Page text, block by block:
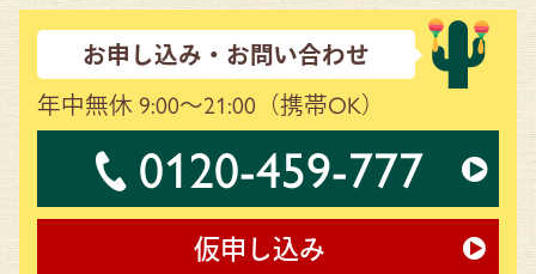
お申し込み・お問い合わせ
年中無休 9:00～21:00 （携帯OK）
0120-459-777
仮申し込み